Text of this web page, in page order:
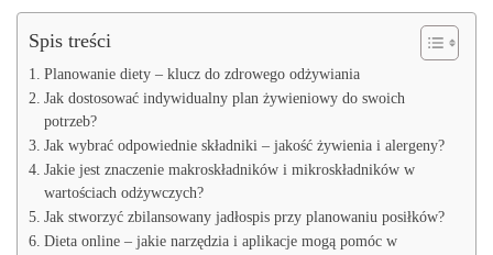
Spis treści
Planowanie diety – klucz do zdrowego odżywiania
Jak dostosować indywidualny plan żywieniowy do swoich
potrzeb?
Jak wybrać odpowiednie składniki – jakość żywienia i alergeny?
Jakie jest znaczenie makroskładników i mikroskładników w
wartościach odżywczych?
Jak stworzyć zbilansowany jadłospis przy planowaniu posiłków?
Dieta online – jakie narzędzia i aplikacje mogą pomóc w